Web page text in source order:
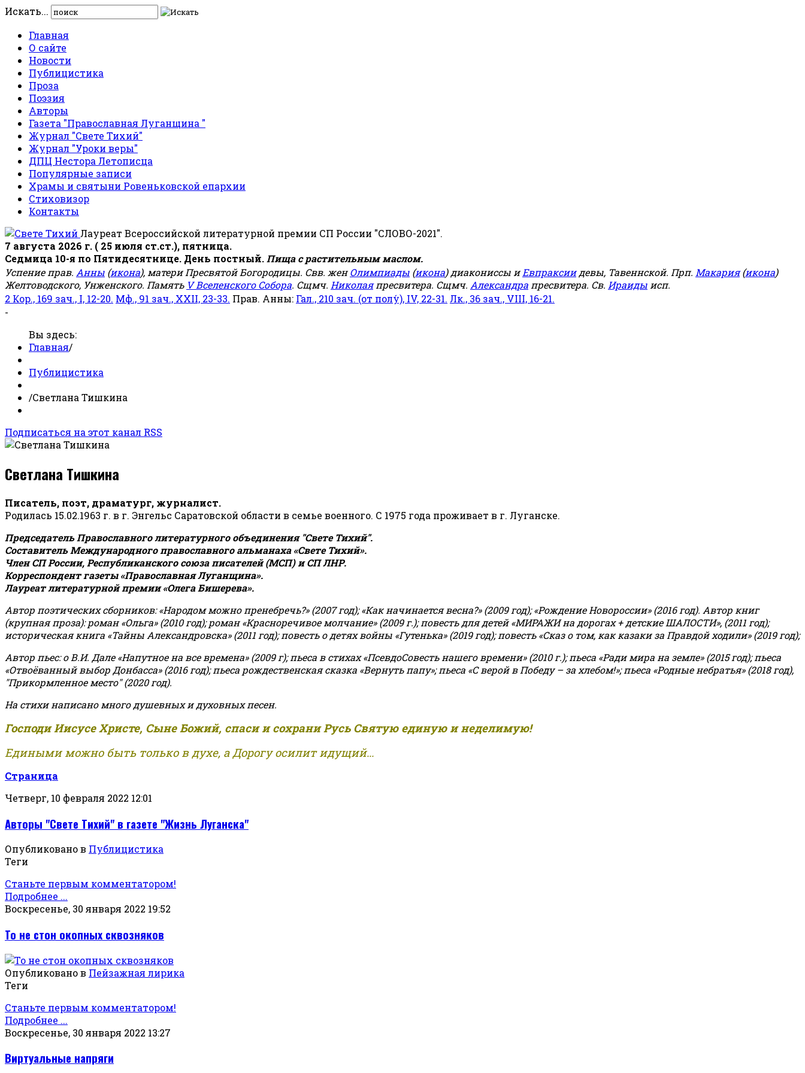
Искать...
Главная
О сайте
Новости
Публицистика
Проза
Поэзия
Авторы
Газета "Православная Луганщина "
Журнал "Свете Тихий"
Журнал "Уроки веры"
ДПЦ Нестора Летописца
Популярные записи
Храмы и святыни Ровеньковской епархии
Стиховизор
Контакты
Лауреат Всероссийской литературной премии СП России "СЛОВО-2021".
7 августа 2026 г. ( 25 июля ст.ст.), пятница.
Седмица 10-я по Пятидесятнице. День постный. Пища с растительным маслом.
Успение прав. Анны (икона), матери Пресвятой Богородицы. Свв. женОлимпиады (икона) диакониссы иЕвпраксиидевы, Тавеннской. Прп. Макария(икона)
Желтоводского, Унженского. Память V Вселенского Собора. Сщмч. Николаяпресвитера. Сщмч. Александра пресвитера. Св. Ираиды исп.
2 Кор., 169 зач., I, 12-20. Мф., 91 зач., XXII, 23-33. Прав. Анны: Гал., 210 зач. (от полу́), IV, 22-31. Лк., 36 зач., VIII, 16-21.
-
Вы здесь:
Главная/
Публицистика
/Светлана Тишкина
Подписаться на этот канал RSS
Светлана Тишкина
Писатель, поэт, драматург, журналист.
Родилась 15.02.1963 г. в г. Энгельс Саратовской области в семье военного. С 1975 года проживает в г. Луганске.
Председатель Православного литературного объединения "Свете Тихий".
Составитель Международного православного альманаха «Свете Тихий».
Член СП России, Республиканского союза писателей (МСП) и СП ЛНР.
Корреспондент газеты «Православная Луганщина».
Лауреат литературной премии «Олега Бишерева».
Автор поэтических сборников: «Народом можно пренебречь?» (2007 год); «Как начинается весна?» (2009 год); «Рождение Новороссии» (2016 год). Автор книг
(крупная проза): роман «Ольга» (2010 год); роман «Красноречивое молчание» (2009 г.); повесть для детей «МИРАЖИ на дорогах + детские ШАЛОСТИ», (2011 год);
историческая книга «Тайны Александровска» (2011 год); повесть о детях войны «Гутенька» (2019 год); повесть «Сказ о том, как казаки за Правдой ходили» (2019 год);
Автор пьес: о В.И. Дале «Напутное на все времена» (2009 г); пьеса в стихах «ПсевдоСовесть нашего времени» (2010 г.); пьеса «Ради мира на земле» (2015 год); пьеса
«Отвоёванный выбор Донбасса» (2016 год); пьеса рождественская сказка «Вернуть папу»; пьеса «С верой в Победу – за хлебом!»;пьеса «Родные небратья» (2018 год),
"Прикормленное место" (2020 год).
На стихи написано много душевных и духовных песен.
Господи Иисусе Христе, Сыне Божий, спаси и сохрани Русь Святую единую и неделимую!
Едиными можно быть только в духе, а Дорогу осилит идущий...
Страница
Четверг, 10 февраля 2022 12:01
Авторы "Свете Тихий" в газете "Жизнь Луганска"
Опубликовано в Публицистика
Теги
Станьте первым комментатором!
Подробнее ...
Воскресенье, 30 января 2022 19:52
То не стон окопных сквозняков
Опубликовано в Пейзажная лирика
Теги
Станьте первым комментатором!
Подробнее ...
Воскресенье, 30 января 2022 13:27
Виртуальные напряги